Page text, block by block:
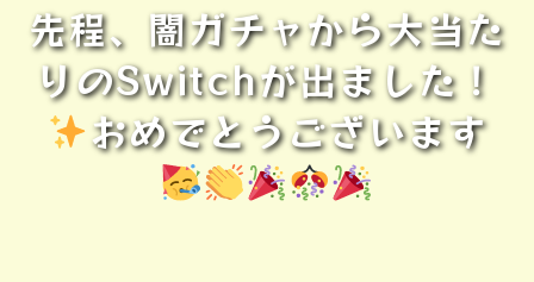
先程、闇ガチャから大当た
りのSwitchが出ました！
おめでとうございます